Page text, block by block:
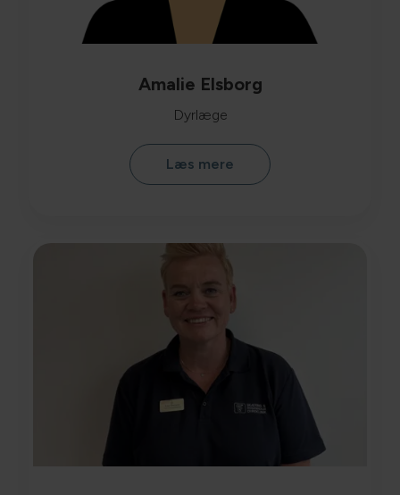
Amalie Elsborg
Dyrlæge
Læs mere